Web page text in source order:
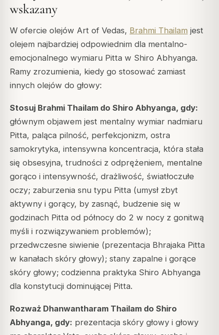
wskazany
W ofercie olejów Art of Vedas, Brahmi Thailam jest
olejem najbardziej odpowiednim dla mentalno-
emocjonalnego wymiaru Pitta w Shiro Abhyanga.
Ramy zrozumienia, kiedy go stosować zamiast
innych olejów do głowy:
Stosuj Brahmi Thailam do Shiro Abhyanga, gdy:
głównym objawem jest mentalny wymiar nadmiaru
Pitta, paląca pilność, perfekcjonizm, ostra
samokrytyka, intensywna koncentracja, która stała
się obsesyjna, trudności z odprężeniem, mentalne
gorąco i intensywność, drażliwość, światłoczułe
oczy; zaburzenia snu typu Pitta (umysł zbyt
aktywny i gorący, by zasnąć, budzenie się w
godzinach Pitta od północy do 2 w nocy z gonitwą
myśli i rozwiązywaniem problemów);
przedwczesne siwienie (prezentacja Bhrajaka Pitta
w kanałach skóry głowy); stany zapalne i gorące
skóry głowy; codzienna praktyka Shiro Abhyanga
dla konstytucji dominującej Pitta.
Rozważ Dhanwantharam Thailam do Shiro
Abhyanga, gdy: prezentacja skóry głowy i głowy